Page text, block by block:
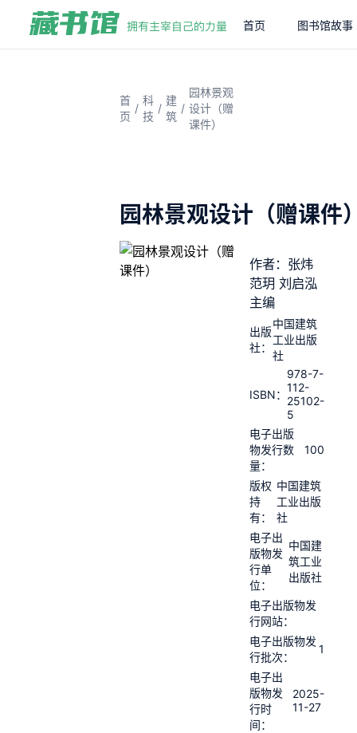
首页 图书馆故事
首
页
/
科
技
/
建
筑
/
园林景观
设计（赠
课件）
园林景观设计（赠课件
作者：张炜
范玥 刘启泓
主编
出版
社：
中国建筑
工业出版
社
ISBN：
978-7-
112-
25102-
5
电子出版
物发行数
量：
100
版权
持
有：
中国建筑
工业出版
社
电子出
版物发
行单
位：
中国建
筑工业
出版社
电子出版物发
行网站：
电子出版物发
行批次：
1
电子出
版物发
行时
间：
2025-
11-27